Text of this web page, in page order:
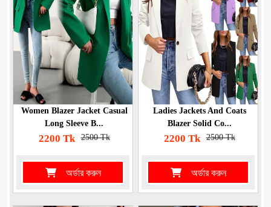
Women Blazer Jacket Casual
Long Sleeve B...
2200 Tk 2500 Tk
অর্ডার করুন
Ladies Jackets And Coats
Blazer Solid Co...
2200 Tk 2500 Tk
অর্ডার করুন